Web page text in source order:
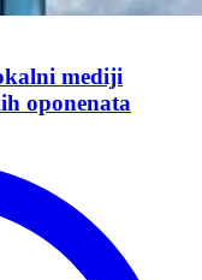
mediji
oponenata